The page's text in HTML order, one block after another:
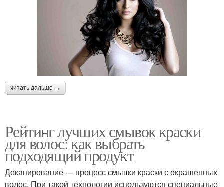
читать дальше →
Рейтинг лучших смывок краски
для волос: как выбрать
подходящий продукт
Декапирование — процесс смывки краски с окрашенных
волос. При такой технологии используются специальные